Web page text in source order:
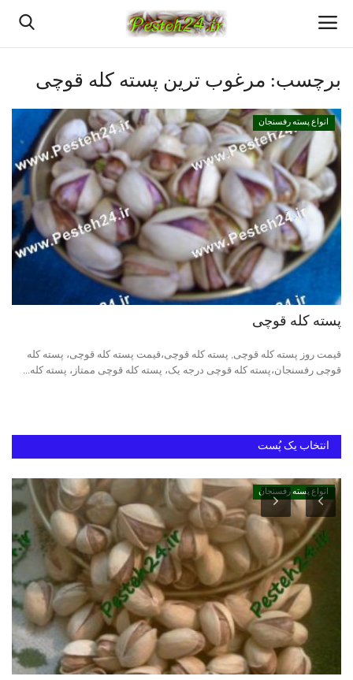
خانه
بهترین پسته رفسنجان
پسته رفسنجان
انواع پسته رفسنجان
پسته اعلا رفسنجان
قیمت روزانه پسته رفسنجان
خرید پسته رفسنجان
برچسب: مرغوب ترین پسته کله قوچی
انواع پسته رفسنجان
پسته کله قوچی
قیمت روز پسته کله قوچی, پسته کله قوچی،قیمت پسته کله قوچی، پسته کله
قوچی رفسنجان،پسته کله قوچی درجه یک، پسته کله قوچی ممتاز، پسته کله...
انتخاب یک پُست
انواع پسته رفسنجان